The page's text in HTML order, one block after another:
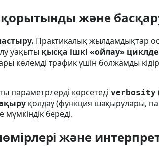
және
Практикалық жылдамдықтар
уақыты қысқа ішкі «ойлау»
көлемді трафик үшін болжамды
параметрлерді көрсетеді verbosity
қолдау (функция шақырулары,
мүмкіндік береді.
және